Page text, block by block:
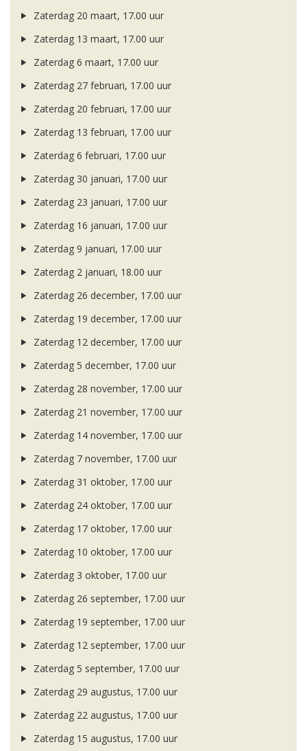
Zaterdag 20 maart, 17.00 uur
Zaterdag 13 maart, 17.00 uur
Zaterdag 6 maart, 17.00 uur
Zaterdag 27 februari, 17.00 uur
Zaterdag 20 februari, 17.00 uur
Zaterdag 13 februari, 17.00 uur
Zaterdag 6 februari, 17.00 uur
Zaterdag 30 januari, 17.00 uur
Zaterdag 23 januari, 17.00 uur
Zaterdag 16 januari, 17.00 uur
Zaterdag 9 januari, 17.00 uur
Zaterdag 2 januari, 18.00 uur
Zaterdag 26 december, 17.00 uur
Zaterdag 19 december, 17.00 uur
Zaterdag 12 december, 17.00 uur
Zaterdag 5 december, 17.00 uur
Zaterdag 28 november, 17.00 uur
Zaterdag 21 november, 17.00 uur
Zaterdag 14 november, 17.00 uur
Zaterdag 7 november, 17.00 uur
Zaterdag 31 oktober, 17.00 uur
Zaterdag 24 oktober, 17.00 uur
Zaterdag 17 oktober, 17.00 uur
Zaterdag 10 oktober, 17.00 uur
Zaterdag 3 oktober, 17.00 uur
Zaterdag 26 september, 17.00 uur
Zaterdag 19 september, 17.00 uur
Zaterdag 12 september, 17.00 uur
Zaterdag 5 september, 17.00 uur
Zaterdag 29 augustus, 17.00 uur
Zaterdag 22 augustus, 17.00 uur
Zaterdag 15 augustus, 17.00 uur